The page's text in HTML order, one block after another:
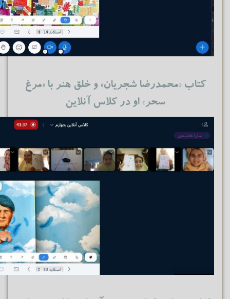
کتاب «محمدرضا شجریان» و خلق هنر با «مرغ
سحر» او در کلاس آنلاین